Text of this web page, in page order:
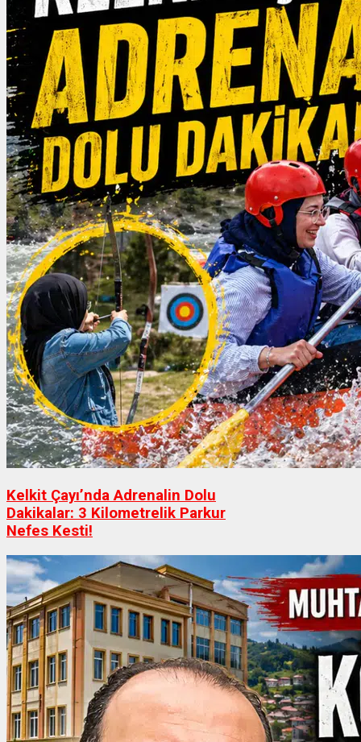
Kelkit Çayı’nda Adrenalin Dolu
Dakikalar: 3 Kilometrelik Parkur
Nefes Kesti!